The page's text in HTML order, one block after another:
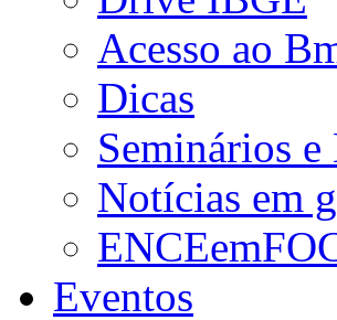
Acesso ao
Dicas
Seminários e
Notícias em
Eventos